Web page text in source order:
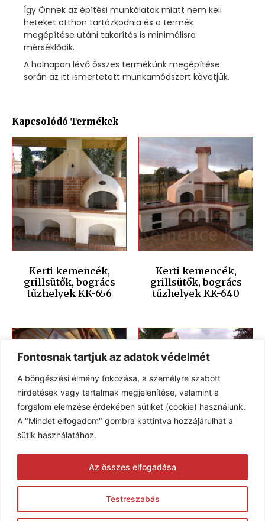
Fontosnak tartjuk az adatok védelmét
A böngészési élmény fokozása, a személyre szabott
hirdetések vagy tartalmak megjelenítése, valamint a
forgalom elemzése érdekében sütiket (cookie) használunk.
A "Mindet elfogadom" gombra kattintva hozzájárulhat a
sütik használatához.
Testreszabás
Az összes elfogadása
Így Önnek az építési munkálatok miatt nem kell
heteket otthon tartózkodnia és a termék
megépítése utáni takarítás is minimálisra
mérséklődik.
A holnapon lévő összes termékünk megépítése
során az itt ismertetett munkamódszert követjük.
Kapcsolódó Termékek
Kerti kemencék,
grillsütők, bogrács
tűzhelyek KK-656
Kerti kemencék,
grillsütők, bogrács
tűzhelyek KK-640
Kerti kemencék,
grillsütők, bogrács
tűzhelyek KK-554
Kerti kemencék,
grillsütők, bogrács
tűzhelyek KK-503
© 2005-2026 Karim Kft. Minden jog fenntartva.